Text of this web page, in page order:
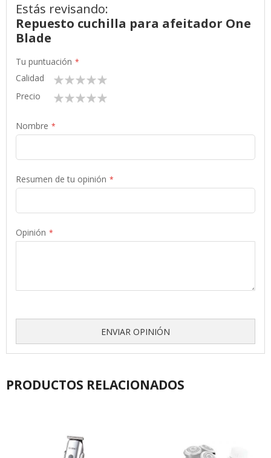
Estás revisando:
Repuesto cuchilla para afeitador One
Blade
Tu puntuación
Calidad
1
star
2
stars
3
stars
4
stars
5
Precio
1 2 3 4 5
Nombre
Resumen de tu opinión
Opinión
ENVIAR OPINIÓN
PRODUCTOS RELACIONADOS